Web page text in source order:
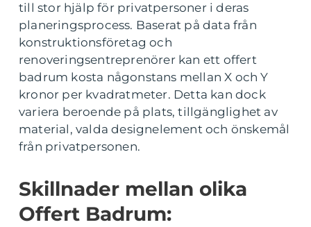
till stor hjälp för privatpersoner i deras
planeringsprocess. Baserat på data från
konstruktionsföretag och
renoveringsentreprenörer kan ett offert
badrum kosta någonstans mellan X och Y
kronor per kvadratmeter. Detta kan dock
variera beroende på plats, tillgänglighet av
material, valda designelement och önskemål
från privatpersonen.
Skillnader mellan olika
Offert Badrum: